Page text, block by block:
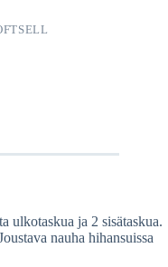
ulkotaskua ja 2 sisätaskua.
nauha hihansuissa